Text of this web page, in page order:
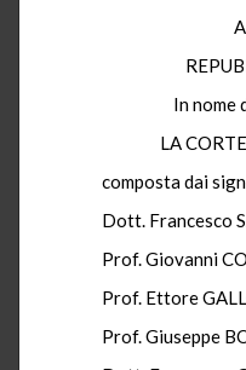
In nome
LA
composta dai
Dott. Francesco
Prof. Giovanni
Prof. Ettore
Prof. Giuseppe